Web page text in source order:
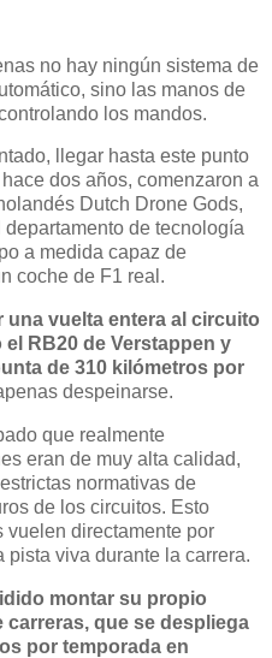
no hay ningún sistema de
sino las manos de
los mandos.
llegar hasta este punto
dos años, comenzaron a
Dutch Drone Gods,
de tecnología
a medida capaz de
coche de F1 real .
vuelta entera al circuito
RB20 de Verstappen y
de 310 kilómetros por
despeinarse.
que realmente
eran de muy alta calidad,
normativas de
de los circuitos. Esto
vuelen directamente por
viva durante la carrera.
montar su propio
que se despliega
por temporada en